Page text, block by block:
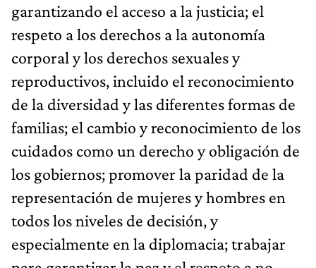
garantizando el acceso a la justicia; el
respeto a los derechos a la autonomía
corporal y los derechos sexuales y
reproductivos, incluido el reconocimiento
de la diversidad y las diferentes formas de
familias; el cambio y reconocimiento de los
cuidados como un derecho y obligación de
los gobiernos; promover la paridad de la
representación de mujeres y hombres en
todos los niveles de decisión, y
especialmente en la diplomacia; trabajar